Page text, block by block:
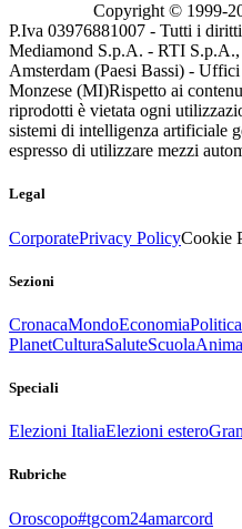
Copyright © 1999-
P.Iva 03976881007 - Tutti i
Mediamond S.p.A. - RTI S.p.A.,
Amsterdam (Paesi Bassi) -
Monzese (MI)Rispetto ai
riprodotti è vietata ogni
sistemi di intelligenza artificiale
espresso di utilizzare mezzi
Legal
CorporatePrivacy PolicyCookie
Sezioni
CronacaMondoEconomiaPolitica
PlanetCulturaSaluteScuola
Speciali
Elezioni ItaliaElezioni estero
Rubriche
Oroscopo#tgcom24amarcord